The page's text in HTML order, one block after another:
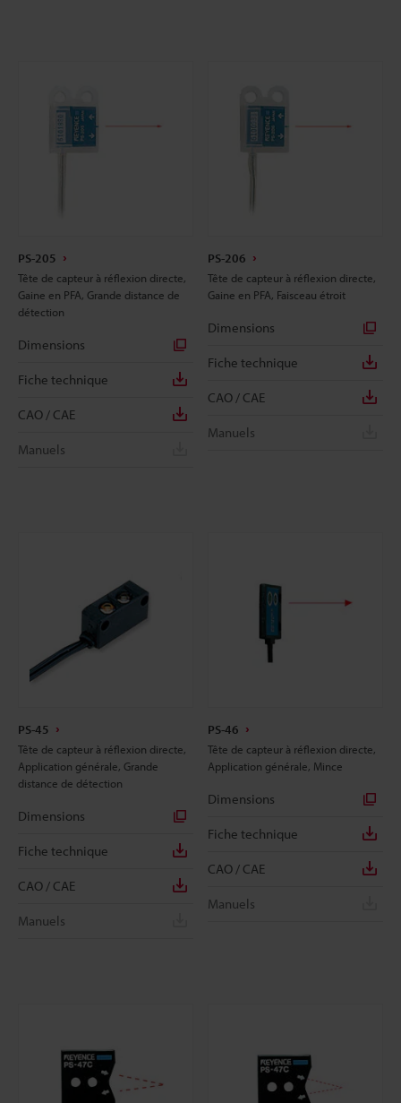
PS-205
Tête de capteur à réflexion directe,
Gaine en PFA, Grande distance de
détection
Dimensions
Fiche technique
CAO / CAE
Manuels
PS-206
Tête de capteur à réflexion directe,
Gaine en PFA, Faisceau étroit
Dimensions
Fiche technique
CAO / CAE
Manuels
PS-45
Tête de capteur à réflexion directe,
Application générale, Grande
distance de détection
Dimensions
Fiche technique
CAO / CAE
Manuels
PS-46
Tête de capteur à réflexion directe,
Application générale, Mince
Dimensions
Fiche technique
CAO / CAE
Manuels